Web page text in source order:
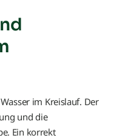
im Kreislauf. Der
und die
Ein korrekt